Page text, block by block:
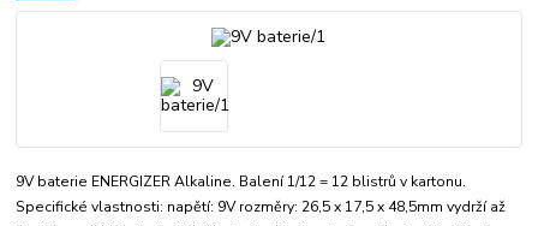
9V baterie ENERGIZER Alkaline. Balení 1/12 = 12 blistrů v kartonu.
Specifické vlastnosti: napětí: 9V rozměry: 26,5 x 17,5 x 48,5mm vydrží až